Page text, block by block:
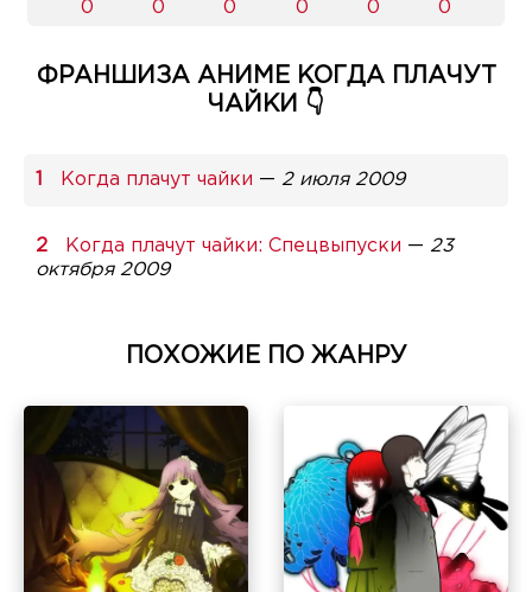
0 0 0 0 0 0
ФРАНШИЗА АНИМЕ КОГДА ПЛАЧУТ
ЧАЙКИ 👇
Когда плачут чайки — 2 июля 2009
Когда плачут чайки: Спецвыпуски — 23
октября 2009
ПОХОЖИЕ ПО ЖАНРУ